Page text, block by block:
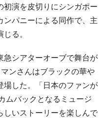
初演を皮切りにシンガポー
ンパニーによる同作で、主
る。
シアターオーブで舞台が
ンさんはブラックの華や
場した。「日本のファンが
ムバックとなるミュージ
しいストーリーを楽しんで